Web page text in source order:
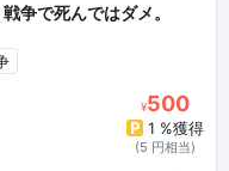
争で死んではダメ。
¥500
1 %獲得
(5 円相当)